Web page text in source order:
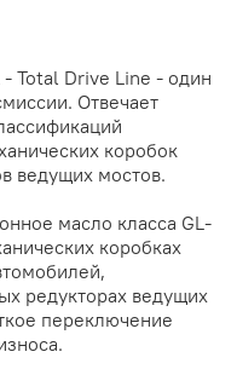
- Total Drive Line - один
Отвечает
коробок
ведущих мостов.
масло класса GL-
коробках
редукторах ведущих
переключение